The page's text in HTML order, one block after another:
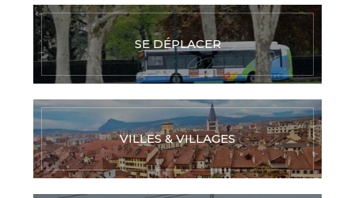
SE DÉPLACER
VILLES & VILLAGES